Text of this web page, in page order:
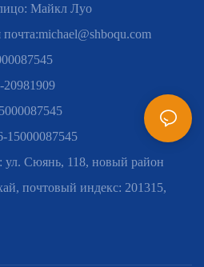
Майкл Луо
michael@shboqu.com
15000087545
ул. Сюянь, 118, новый район
почтовый индекс: 201315,